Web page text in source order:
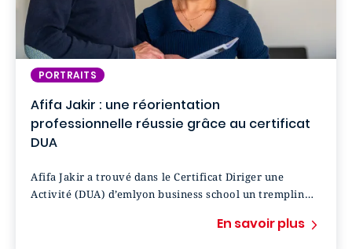
PORTRAITS
Afifa Jakir : une réorientation
professionnelle réussie grâce au certificat
DUA
Afifa Jakir a trouvé dans le Certificat Diriger une
Activité (DUA) d’emlyon business school un tremplin
En savoir plus